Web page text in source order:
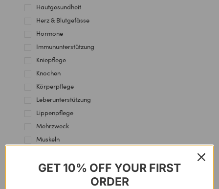
Hautgesundheit
Herz & Blutgefässe
Hormone
Immununterstützung
Kniepflege
Knochen
Körperpflege
Leberunterstützung
Lippenpflege
Mehrzweck
Muskeln
Nervensystem
GET 10% OFF YOUR FIRST
ORDER